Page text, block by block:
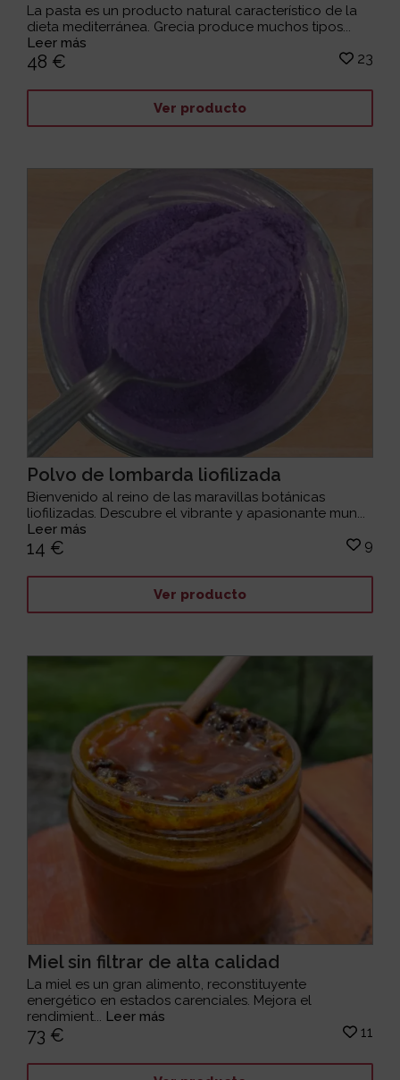
La pasta es un producto natural característico de la
dieta mediterránea. Grecia produce muchos tipos...
Leer más
48 € 23
Ver producto
Polvo de lombarda liofilizada
Bienvenido al reino de las maravillas botánicas
liofilizadas. Descubre el vibrante y apasionante mun...
Leer más
14 € 9
Ver producto
Miel sin filtrar de alta calidad
La miel es un gran alimento, reconstituyente
energético en estados carenciales. Mejora el
rendimient... Leer más
73 € 11